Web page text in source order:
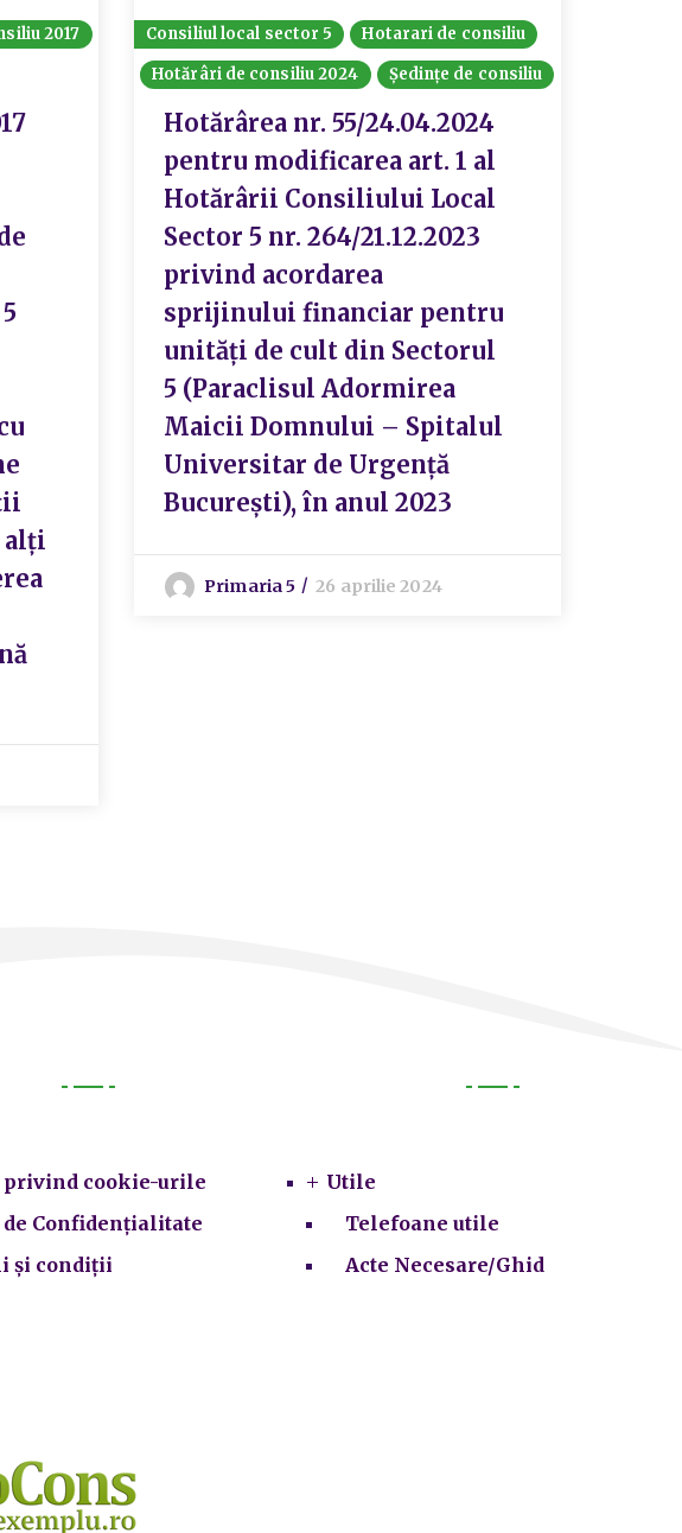
2017
alți
Consiliul local sector 5
Hotarari de consiliu
Hotărâri de consiliu 2024
Ședințe de consiliu
Hotărârea nr. 55/24.04.2024
pentru modificarea art. 1 al
Hotărârii Consiliului Local
Sector 5 nr. 264/21.12.2023
privind acordarea
sprijinului financiar pentru
unități de cult din Sectorul
5 (Paraclisul Adormirea
Maicii Domnului – Spitalul
Universitar de Urgență
București), în anul 2023
Primaria 5 26 aprilie 2024
privind cookie-urile
Confidențialitate
și condiții
Utile
Telefoane utile
Acte Necesare/Ghid